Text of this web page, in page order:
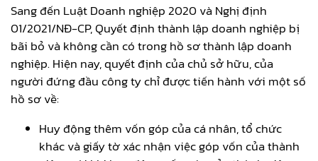
Sang đến Luật Doanh nghiệp 2020 và Nghị định
01/2021/NĐ-CP, Quyết định thành lập doanh nghiệp bị
bãi bỏ và không cần có trong hồ sơ thành lập doanh
nghiệp. Hiện nay, quyết định của chủ sở hữu, của
người đứng đầu công ty chỉ được tiến hành với một số
hồ sơ về:
Huy động thêm vốn góp của cá nhân, tổ chức
khác và giấy tờ xác nhận việc góp vốn của thành